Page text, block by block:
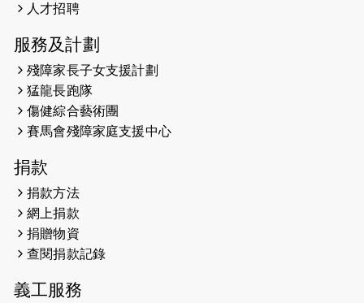
馬拉松與猛龍國際共融大使Lukas
2024-12-31
2024-12-10
人才招聘
服務及計劃
殘障家長子女支援計劃
猛龍長跑隊
傷健綜合藝術團
賽馬會殘障家庭支援中心
捐款
捐款方法
網上捐款
捐贈物資
查閱捐款記錄
義工服務